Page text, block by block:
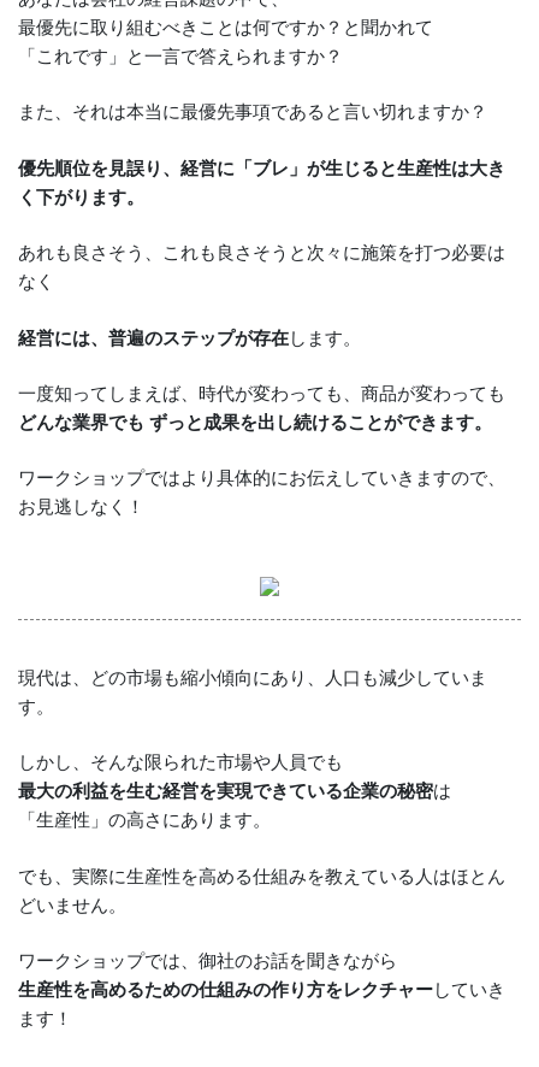
最優先に取り組むべきことは何ですか？と聞かれて
「これです」と一言で答えられますか？
また、それは本当に最優先事項であると言い切れますか？
優先順位を見誤り、経営に「ブレ」が生じると生産性は大き
く下がります。
あれも良さそう、これも良さそうと次々に施策を打つ必要は
なく
経営には、普遍のステップが存在します。
一度知ってしまえば、時代が変わっても、商品が変わっても
どんな業界でも ずっと成果を出し続けることができます。
ワークショップではより具体的にお伝えしていきますので、
お見逃しなく！
現代は、どの市場も縮小傾向にあり、人口も減少していま
す。
しかし、そんな限られた市場や人員でも
最大の利益を生む経営を実現できている企業の秘密は
「生産性」の高さにあります。
でも、実際に生産性を高める仕組みを教えている人はほとん
どいません。
ワークショップでは、御社のお話を聞きながら
生産性を高めるための仕組みの作り方をレクチャーしていき
ます！